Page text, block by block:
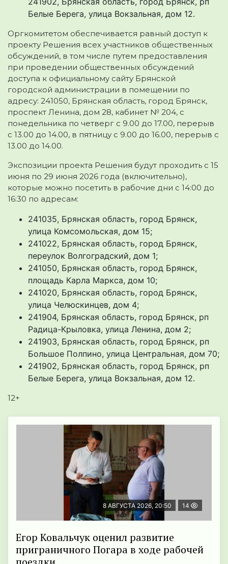
Белые Берега, улица Вокзальная, дом 12.
Оргкомитетом обеспечивается равный доступ к
проекту Решения всех участников общественных
обсуждений, в том числе путем предоставления
при проведении общественных обсуждений
доступа к официальному сайту Брянской
городской администрации в помещении по
адресу: 241050, Брянская область, город Брянск,
проспект Ленина, дом 28, кабинет № 204, с
понедельника по четверг с 9.00 до 17.00, перерыв
с 13.00 до 14.00, в пятницу с 9.00 до 16.00, перерыв с
13.00 до 14.00.
Экспозиции проекта Решения будут проходить с 15
июня по 29 июня 2026 года (включительно),
которые можно посетить в рабочие дни с 14:00 до
16:30 по адресам:
241035, Брянская область, город Брянск,
улица Комсомольская, дом 15;
241022, Брянская область, город Брянск,
переулок Волгоградский, дом 1;
241050, Брянская область, город Брянск,
площадь Карла Маркса, дом 10;
241020, Брянская область, город Брянск,
улица Челюскинцев, дом 4;
241904, Брянская область, город Брянск, рп
Радица-Крыловка, улица Ленина, дом 2;
241903, Брянская область, город Брянск, рп
Большое Полпино, улица Центральная, дом 70;
241902, Брянская область, город Брянск, рп
Белые Берега, улица Вокзальная, дом 12.
12+
8 АВГУСТА 2026, 20:50 14
Егор Ковальчук оценил развитие
приграничного Погара в ходе рабочей